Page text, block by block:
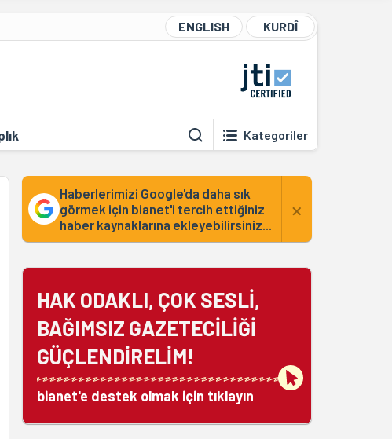
ENGLISH KURDÎ
Kategoriler
Haberlerimizi Google'da daha sık
görmek için bianet'i tercih ettiğiniz
haber kaynaklarına ekleyebilirsiniz...
×
HAK ODAKLI, ÇOK SESLİ,
BAĞIMSIZ GAZETECİLİĞİ
GÜÇLENDİRELİM!
bianet'e destek olmak için tıklayın